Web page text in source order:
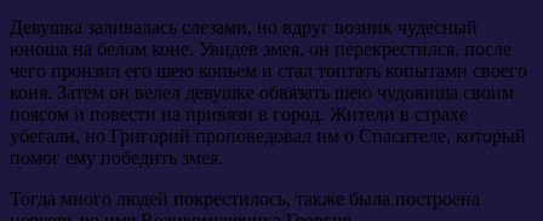
Девушка заливалась слезами, но вдруг возник чудесный
юноша на белом коне. Увидев змея, он перекрестился, после
чего пронзил его шею копьем и стал топтать копытами своего
коня. Затем он велел девушке обвязать шею чудовища своим
поясом и повести на привязи в город. Жители в страхе
убегали, но Григорий проповедовал им о Спасителе, который
помог ему победить змея.
Тогда много людей покрестилось, также была построена